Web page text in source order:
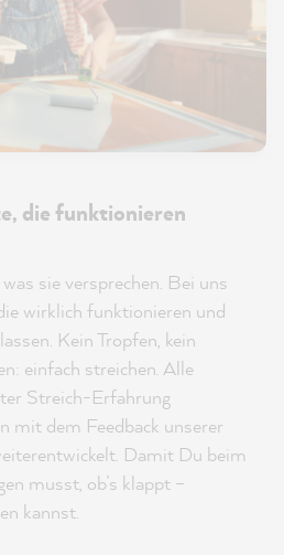
die funktionieren
sie versprechen. Bei uns
wirklich funktionieren und
Kein Tropfen, kein
einfach streichen. Alle
Streich-Erfahrung
mit dem Feedback unserer
Damit Du beim
musst, ob’s klappt –
kannst.